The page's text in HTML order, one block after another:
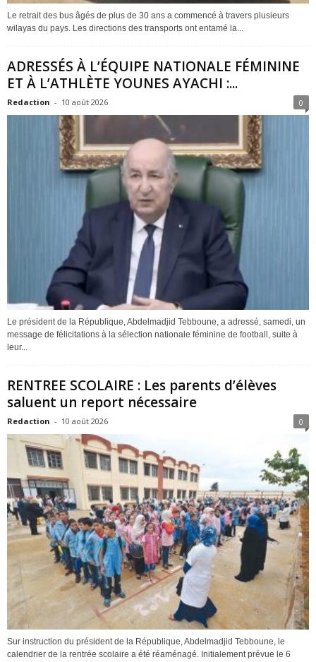
Le retrait des bus âgés de plus de 30 ans a commencé à travers plusieurs
wilayas du pays. Les directions des transports ont entamé la...
ADRESSÉS À L’ÉQUIPE NATIONALE FÉMININE
ET À L’ATHLÈTE YOUNES AYACHI :...
Redaction - 10 août 2026 0
Le président de la République, Abdelmadjid Tebboune, a adressé, samedi, un
message de félicitations à la sélection nationale féminine de football, suite à
leur...
RENTREE SCOLAIRE : Les parents d’élèves
saluent un report nécessaire
Redaction - 10 août 2026 0
Sur instruction du président de la République, Abdelmadjid Tebboune, le
calendrier de la rentrée scolaire a été réaménagé. Initialement prévue le 6